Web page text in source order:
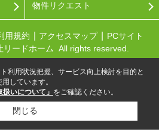
物件リクエスト
用規約 アクセスマップ
PCサイト
リードホーム All rights reserved.
利用状況把握、サービス向上検討を目的と
しています。
扱いについて」 をご確認ください。
閉じる